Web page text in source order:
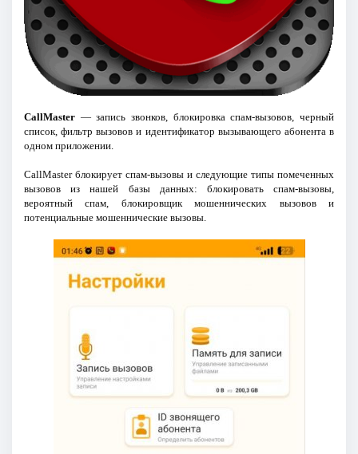
CallMaster— запись звонков, блокировка спам-вызовов, черный
список, фильтр вызовов и идентификатор вызывающего абонента в
одном приложении.
CallMaster блокирует спам-вызовы и следующие типы помеченных
вызовов из нашей базы данных: блокировать спам-вызовы,
вероятный спам, блокировщик мошеннических вызовов и
потенциальные мошеннические вызовы.